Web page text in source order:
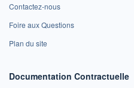
Contactez-nous
Foire aux Questions
Plan du site
Documentation Contractuelle